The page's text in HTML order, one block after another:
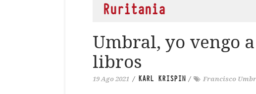
Ruritania
Umbral, yo vengo
libros
19 Ago 2021 / KARL KRISPIN / Francisco